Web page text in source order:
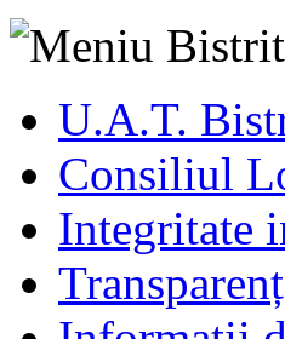
U.A.T.
Consiliul
Integritate